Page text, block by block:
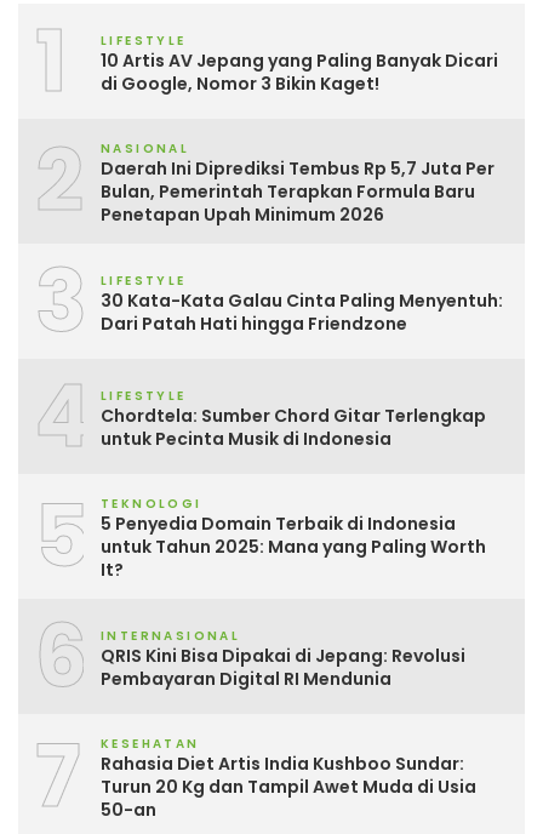
1 LIFESTYLE
10 Artis AV Jepang yang Paling Banyak Dicari
di Google, Nomor 3 Bikin Kaget!
2 NASIONAL
Daerah Ini Diprediksi Tembus Rp 5,7 Juta Per
Bulan, Pemerintah Terapkan Formula Baru
Penetapan Upah Minimum 2026
3 LIFESTYLE
30 Kata-Kata Galau Cinta Paling Menyentuh:
Dari Patah Hati hingga Friendzone
4 LIFESTYLE
Chordtela: Sumber Chord Gitar Terlengkap
untuk Pecinta Musik di Indonesia
5 TEKNOLOGI
5 Penyedia Domain Terbaik di Indonesia
untuk Tahun 2025: Mana yang Paling Worth
It?
6 INTERNASIONAL
QRIS Kini Bisa Dipakai di Jepang: Revolusi
Pembayaran Digital RI Mendunia
7 KESEHATAN
Rahasia Diet Artis India Kushboo Sundar:
Turun 20 Kg dan Tampil Awet Muda di Usia
50-an